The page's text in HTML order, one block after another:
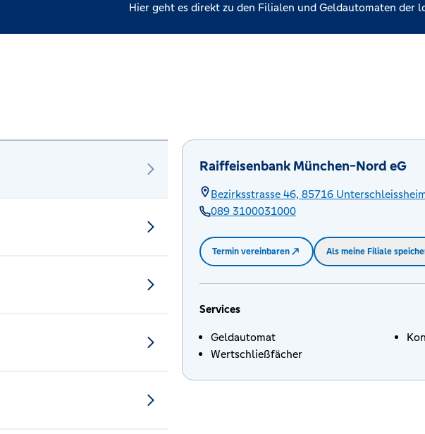
Hier geht es direkt zu den Filialen und Geldautomaten der
Raiffeisenbank München-Nord eG
Bezirksstrasse 46, 85716
089 3100031000
Termin vereinbaren Als meine Filiale
Services
Geldautomat
Wertschließfächer